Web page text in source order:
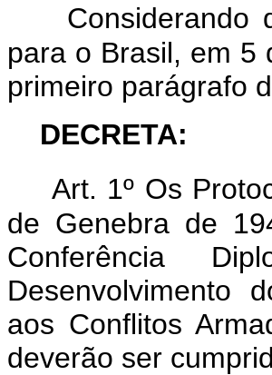
Considerando
para o Brasil, em 5
primeiro parágrafo
DECRETA:
Art. 1º Os
de Genebra de
Conferência
Desenvolvimento
aos Conflitos
deverão ser